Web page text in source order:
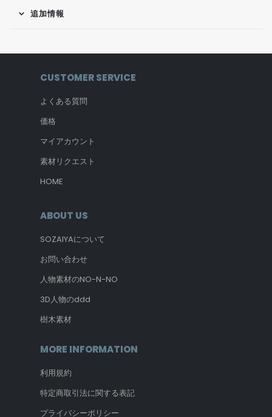
追加情報
CUSTOMER SERVICE
よくある質問
価格
マイアカウント
素材リクエスト
HOME
ABOUT US
SOZAIYAについて
お問い合わせ
人物素材のNO-N-NO
3D人物のddd
樹木素材
MORE INFORMATION
利用規約
特定商取引法に関する表記
プライバシーポリシー